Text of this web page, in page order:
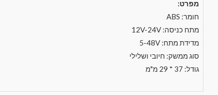
מפרט:
חומר: ABS
מתח כניסה: 12V-24V
מדידת מתח: 5-48V
סוג ממשק: חיובי ושלילי
גודל: 37 * 29 מ"מ